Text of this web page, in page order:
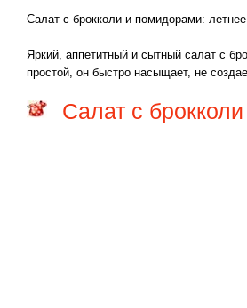
Салат с брокколи и помидорами:
Яркий, аппетитный и сытный салат с
простой, он быстро насыщает, не
Салат с